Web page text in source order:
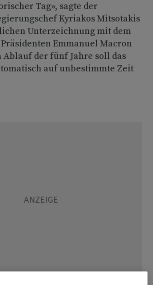
Tag», sagte der
Kyriakos Mitsotakis
Unterzeichnung mit dem
Emmanuel Macron
Ablauf der fünf Jahre soll das
auf unbestimmte Zeit